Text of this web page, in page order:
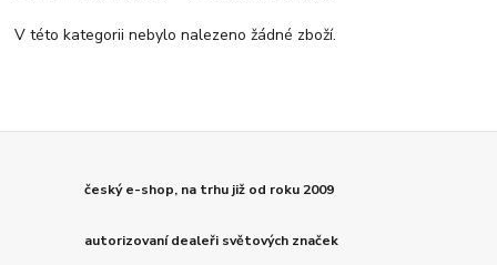
V této kategorii nebylo nalezeno žádné zboží.
český e-shop, na trhu již od roku 2009
autorizovaní dealeři světových značek